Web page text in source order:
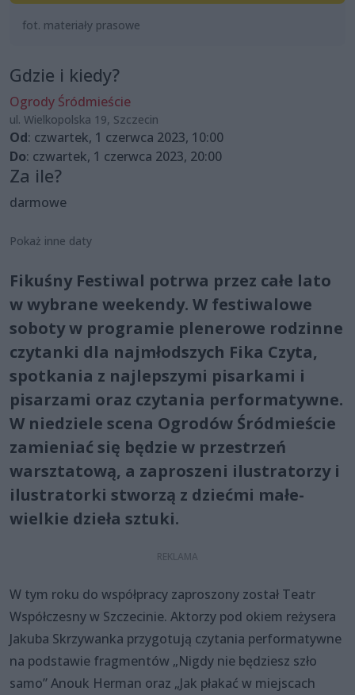
fot. materiały prasowe
Gdzie i kiedy?
Ogrody Śródmieście
ul. Wielkopolska 19, Szczecin
Od: czwartek, 1 czerwca 2023, 10:00
Do: czwartek, 1 czerwca 2023, 20:00
Za ile?
darmowe
Pokaż inne daty
Fikuśny Festiwal potrwa przez całe lato
w wybrane weekendy. W festiwalowe
soboty w programie plenerowe rodzinne
czytanki dla najmłodszych Fika Czyta,
spotkania z najlepszymi pisarkami i
pisarzami oraz czytania performatywne.
W niedziele scena Ogrodów Śródmieście
zamieniać się będzie w przestrzeń
warsztatową, a zaproszeni ilustratorzy i
ilustratorki stworzą z dziećmi małe-
wielkie dzieła sztuki.
W tym roku do współpracy zaproszony został Teatr
Współczesny w Szczecinie. Aktorzy pod okiem reżysera
Jakuba Skrzywanka przygotują czytania performatywne
na podstawie fragmentów „Nigdy nie będziesz szło
samo” Anouk Herman oraz „Jak płakać w miejscach